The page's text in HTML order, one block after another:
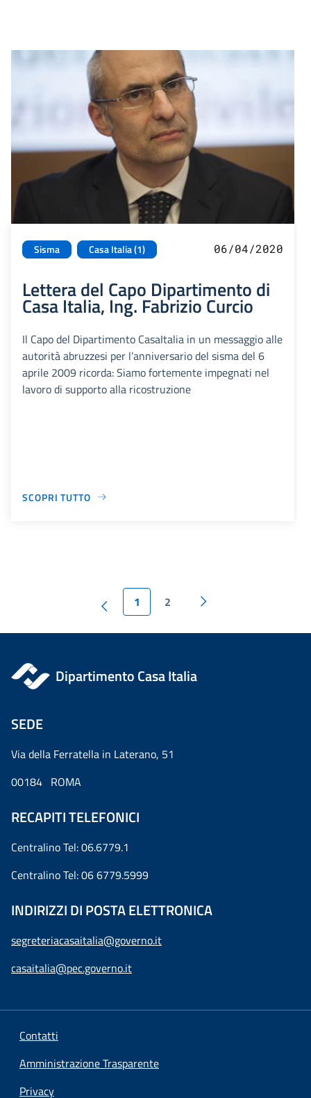
Sisma Casa Italia (1) 06/04/2020
Lettera del Capo Dipartimento di
Casa Italia, Ing. Fabrizio Curcio
Il Capo del Dipartimento CasaItalia in un messaggio alle
autorità abruzzesi per l’anniversario del sisma del 6
aprile 2009 ricorda: Siamo fortemente impegnati nel
lavoro di supporto alla ricostruzione
SCOPRI TUTTO
1 2
Dipartimento Casa Italia
SEDE
Via della Ferratella in Laterano, 51
00184 ROMA
RECAPITI TELEFONICI
Centralino Tel: 06.6779.1
Centralino Tel: 06 6779.5999
INDIRIZZI DI POSTA ELETTRONICA
segreteriacasaitalia@governo.it
casaitalia@pec.governo.it
Contatti
Amministrazione Trasparente
Privacy